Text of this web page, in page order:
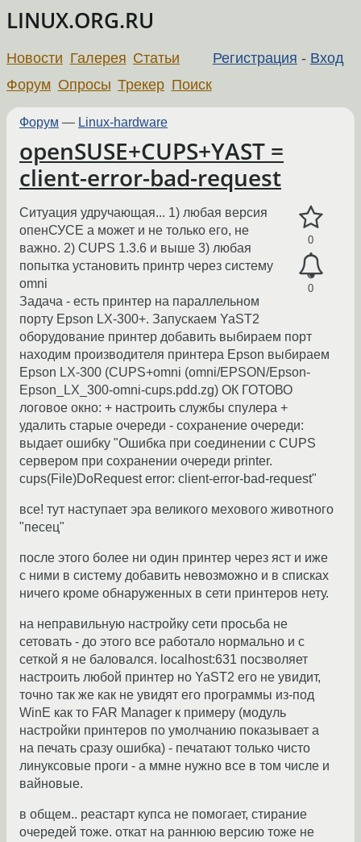
LINUX.ORG.RU
Регистрация - Вход
Новости Галерея Статьи
Форум Опросы Трекер Поиск
Форум — Linux-hardware
openSUSE+CUPS+YAST =
client-error-bad-request
0
0
Ситуация удручающая... 1) любая версия
опенСУСЕ а может и не только его, не
важно. 2) CUPS 1.3.6 и выше 3) любая
попытка установить принтр через систему
omni
Задача - есть принтер на параллельном
порту Epson LX-300+. Запускаем YaST2
оборудование принтер добавить выбираем порт
находим производителя принтера Epson выбираем
Epson LX-300 (CUPS+omni (omni/EPSON/Epson-
Epson_LX_300-omni-cups.pdd.zg) ОК ГОТОВО
логовое окно: + настроить службы спулера +
удалить старые очереди - сохранение очереди:
выдает ошибку "Ошибка при соединении с CUPS
сервером при сохранении очереди printer.
cups(File)DoRequest error: client-error-bad-request"
все! тут наступает эра великого мехового животного
"песец"
после этого более ни один принтер через яст и иже
с ними в систему добавить невозможно и в списках
ничего кроме обнаруженных в сети принтеров нету.
на неправильную настройку сети просьба не
сетовать - до этого все работало нормально и с
сеткой я не баловался. localhost:631 посзволяет
настроить любой принтер но YaST2 его не увидит,
точно так же как не увидят его программы из-под
WinE как то FAR Manager к примеру (модуль
настройки принтеров по умолчанию показывает а
на печать сразу ошибка) - печатают только чисто
линуксовые проги - а ммне нужно все в том числе и
вайновые.
в общем.. реастарт купса не помогает, стирание
очередей тоже. откат на раннюю версию тоже не